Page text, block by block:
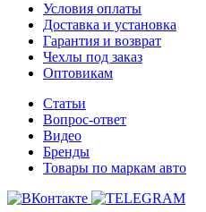
Условия оплаты
Доставка и установка
Гарантия и возврат
Чехлы под заказ
Оптовикам
Статьи
Вопрос-ответ
Видео
Бренды
Товары по маркам авто